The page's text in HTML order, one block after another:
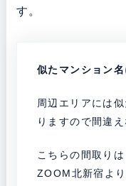
す。
似たマンション
周辺エリアには
りますので間違
こちらの間取り
ZOOM北新宿よ